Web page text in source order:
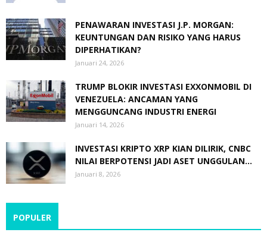
PENAWARAN INVESTASI J.P. MORGAN:
KEUNTUNGAN DAN RISIKO YANG HARUS
DIPERHATIKAN?
Januari 24, 2026
TRUMP BLOKIR INVESTASI EXXONMOBIL DI
VENEZUELA: ANCAMAN YANG
MENGGUNCANG INDUSTRI ENERGI
Januari 14, 2026
INVESTASI KRIPTO XRP KIAN DILIRIK, CNBC
NILAI BERPOTENSI JADI ASET UNGGULAN...
Januari 8, 2026
POPULER